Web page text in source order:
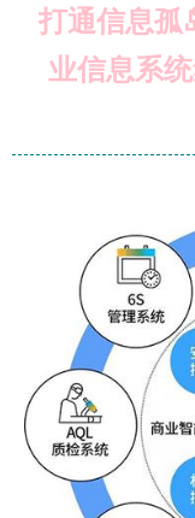
打通信息
业信息系